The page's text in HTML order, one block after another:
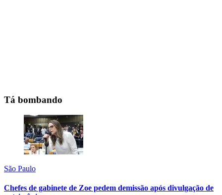
Tá bombando
São Paulo
Chefes de gabinete de Zoe pedem demissão após divulgação de